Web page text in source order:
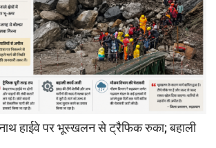
धामी
बोले-
जनजागरूकता
का
सशक्त
माध्यम
बनेगा
हाईवे पर भूस्खलन से ट्रैफिक रुका; बहाली